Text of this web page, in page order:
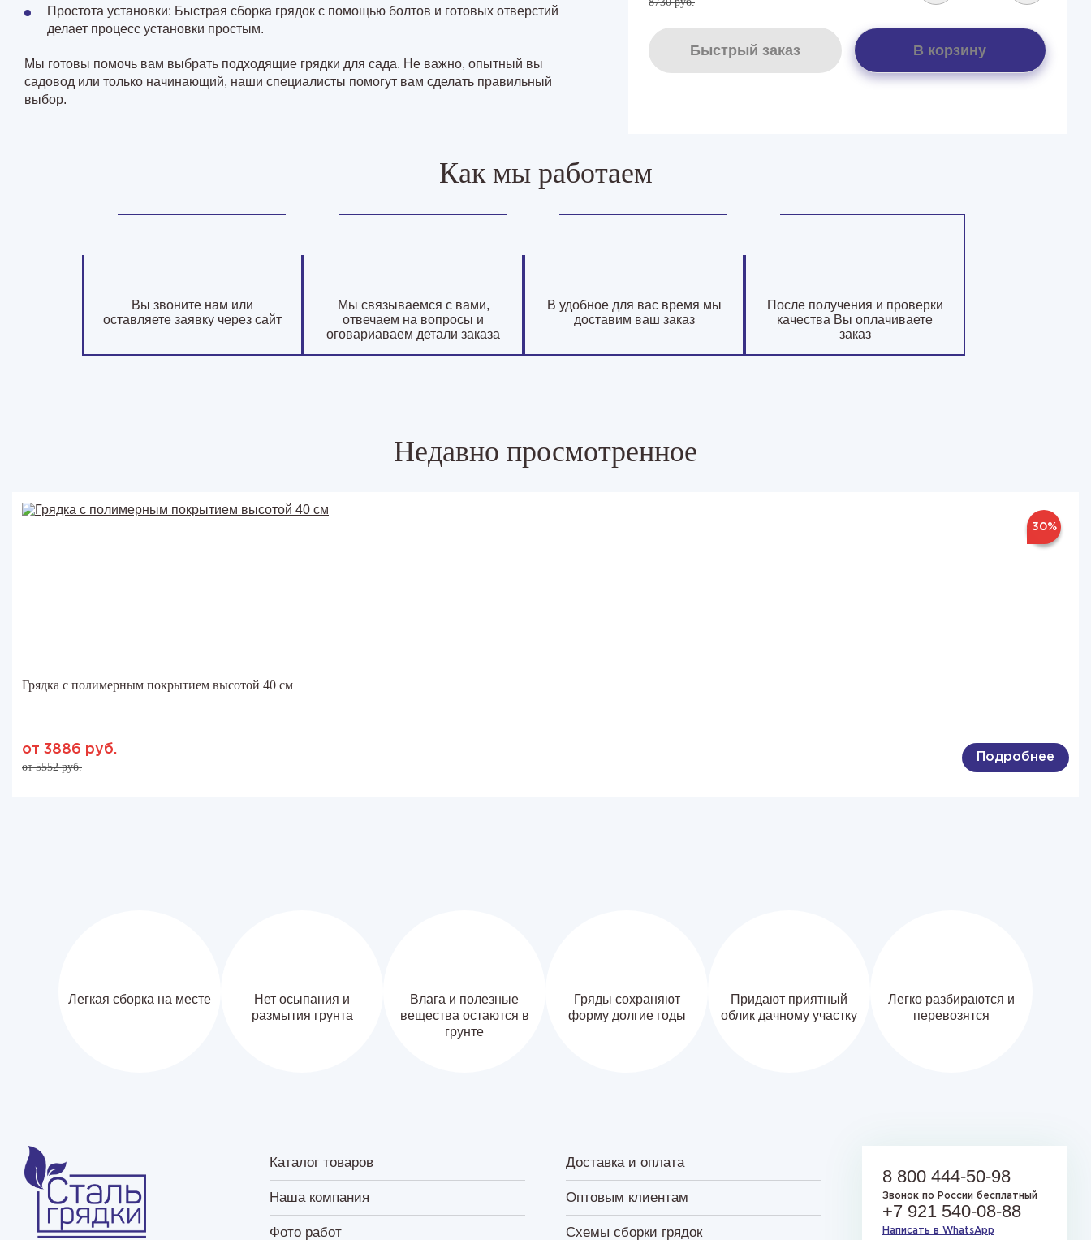
Простота установки: Быстрая сборка грядок с помощью болтов и готовых отверстий
делает процесс установки простым.
Мы готовы помочь вам выбрать подходящие грядки для сада. Не важно, опытный вы
садовод или только начинающий, наши специалисты помогут вам сделать правильный
выбор.
Быстрый заказ В корзину
Как мы работаем
Вы звоните нам или
оставляете заявку через сайт
Мы связываемся с вами,
отвечаем на вопросы и
оговариаваем детали заказа
В удобное для вас время мы
доставим ваш заказ
После получения и проверки
качества Вы оплачиваете
заказ
Недавно просмотренное
30%
Грядка с полимерным покрытием высотой 40 см
от 3886 руб.
от 5552 руб.
Подробнее
Легкая сборка на месте
Нет осыпания и
размытия грунта
Влага и полезные
вещества остаются в
грунте
Гряды сохраняют
форму долгие годы
Придают приятный
облик дачному участку
Легко разбираются и
перевозятся
Каталог товаров Доставка и оплата
Наша компания Оптовым клиентам
Фото работ Схемы сборки грядок
8 800 444-50-98
Звонок по России бесплатный
+7 921 540-08-88
Написать в WhatsApp